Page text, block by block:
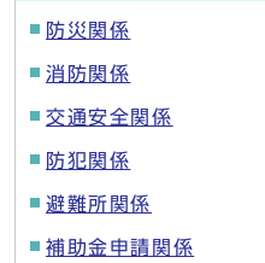
防災関係
消防関係
交通安全関係
防犯関係
避難所関係
補助金申請関係